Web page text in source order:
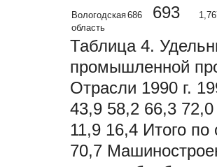
Вологодская
область
686 693
Таблица 4.
промышленной
Отрасли 1990 г.
43,9 58,2 66,3
11,9 16,4 Итого
70,7